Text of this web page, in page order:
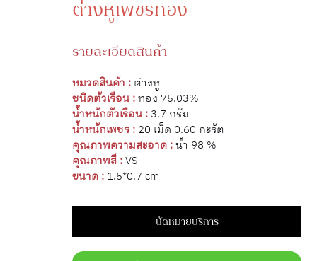
ต่างหูเพชรทอง
รายละเอียดสินค้า
หมวดสินค้า : ต่างหู
ชนิดตัวเรือน :ทอง 75.03%
น้ำหนักตัวเรือน : 3.7 กรัม
น้ำหนักเพชร : 20 เม็ด 0.60 กะรัต
คุณภาพความสะอาด :น้ำ 98 %
คุณภาพสี :VS
ขนาด : 1.5*0.7 cm
นัดหมายบริการ